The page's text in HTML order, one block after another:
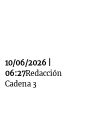
10/06/2026 |
06:27Redacción
Cadena 3